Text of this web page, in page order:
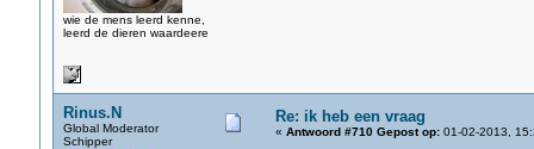
wie de mens leerd kenne,
leerd de dieren waardeere
Rinus.N
Global Moderator
Schipper
Re: ik heb een vraag
« Antwoord #710 Gepost op:01-02-2013,